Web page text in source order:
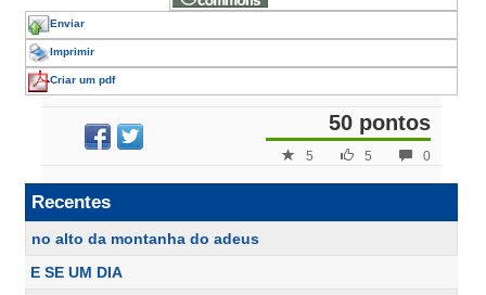
Enviar
Imprimir
Criar um pdf
50 pontos
0
5
5
Recentes
no alto da montanha do adeus
E SE UM DIA